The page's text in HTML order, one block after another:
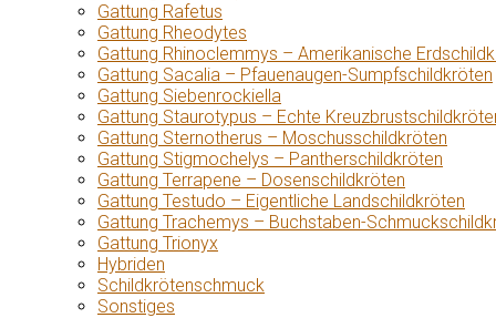
Gattung Rafetus
Gattung Rheodytes
Gattung Rhinoclemmys – Amerikanische
Gattung Sacalia – Pfauenaugen-Sumpfschildkröten
Gattung Siebenrockiella
Gattung Staurotypus – Echte
Gattung Sternotherus – Moschusschildkröten
Gattung Stigmochelys – Pantherschildkröten
Gattung Terrapene – Dosenschildkröten
Gattung Testudo – Eigentliche Landschildkröten
Gattung Trachemys – Buchstaben-
Gattung Trionyx
Hybriden
Schildkrötenschmuck
Sonstiges